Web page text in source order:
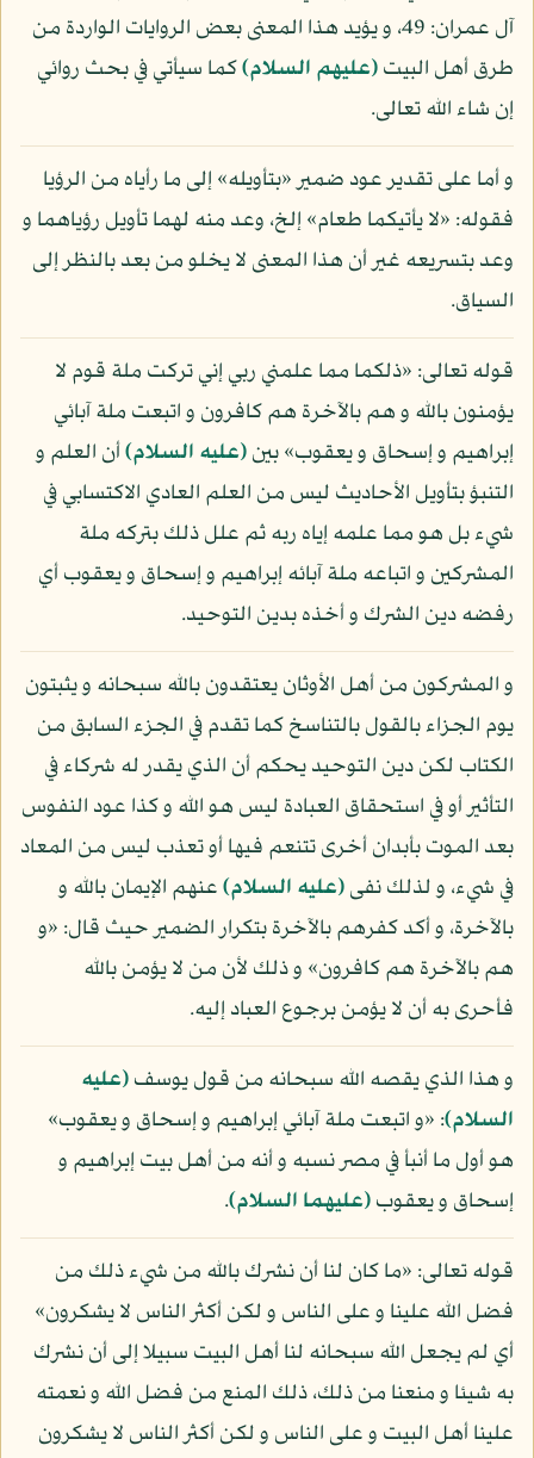
آل عمران: 49، و يؤيد هذا المعنى بعض الروايات الواردة من
طرق أهل البيت(عليهم السلام)كما سيأتي في بحث روائي
إن شاء الله تعالى.
و أما على تقدير عود ضمير «بتأويله» إلى ما رأياه من الرؤيا
فقوله: «لا يأتيكما طعام» إلخ، وعد منه لهما تأويل رؤياهما و
وعد بتسريعه غير أن هذا المعنى لا يخلو من بعد بالنظر إلى
السياق.
قوله تعالى: «ذلكما مما علمني ربي إني تركت ملة قوم لا
يؤمنون بالله و هم بالآخرة هم كافرون و اتبعت ملة آبائي
إبراهيم و إسحاق و يعقوب» بين(عليه السلام)أن العلم و
التنبؤ بتأويل الأحاديث ليس من العلم العادي الاكتسابي في
شيء بل هو مما علمه إياه ربه ثم علل ذلك بتركه ملة
المشركين و اتباعه ملة آبائه إبراهيم و إسحاق و يعقوب أي
رفضه دين الشرك و أخذه بدين التوحيد.
و المشركون من أهل الأوثان يعتقدون بالله سبحانه و يثبتون
يوم الجزاء بالقول بالتناسخ كما تقدم في الجزء السابق من
الكتاب لكن دين التوحيد يحكم أن الذي يقدر له شركاء في
التأثير أو في استحقاق العبادة ليس هو الله و كذا عود النفوس
بعد الموت بأبدان أخرى تتنعم فيها أو تعذب ليس من المعاد
في شيء، و لذلك نفى(عليه السلام)عنهم الإيمان بالله و
بالآخرة، و أكد كفرهم بالآخرة بتكرار الضمير حيث قال: «و
هم بالآخرة هم كافرون» و ذلك لأن من لا يؤمن بالله
فأحرى به أن لا يؤمن برجوع العباد إليه.
و هذا الذي يقصه الله سبحانه من قول يوسف(عليه
السلام): «و اتبعت ملة آبائي إبراهيم و إسحاق و يعقوب»
هو أول ما أنبأ في مصر نسبه و أنه من أهل بيت إبراهيم و
إسحاق و يعقوب(عليهما السلام).
قوله تعالى: «ما كان لنا أن نشرك بالله من شيء ذلك من
فضل الله علينا و على الناس و لكن أكثر الناس لا يشكرون»
أي لم يجعل الله سبحانه لنا أهل البيت سبيلا إلى أن نشرك
به شيئا و منعنا من ذلك، ذلك المنع من فضل الله و نعمته
علينا أهل البيت و على الناس و لكن أكثر الناس لا يشكرون